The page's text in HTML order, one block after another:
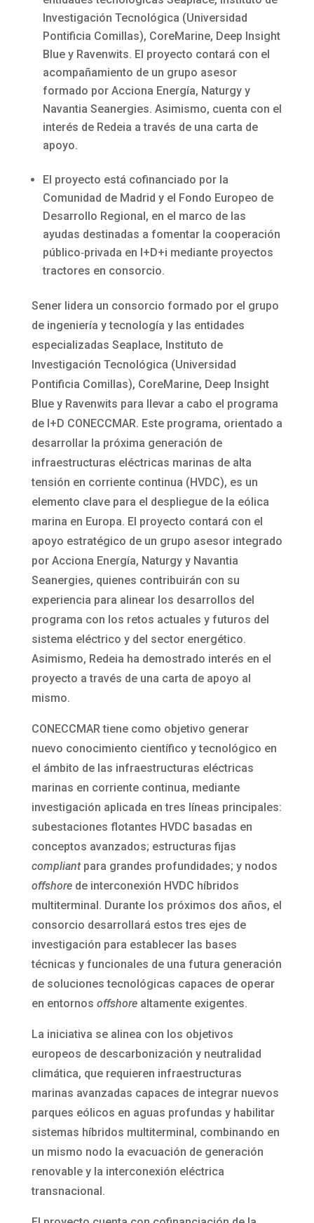
Investigación Tecnológica (Universidad
Pontificia Comillas), CoreMarine, Deep Insight
Blue y Ravenwits. El proyecto contará con el
acompañamiento de un grupo asesor
formado por Acciona Energía, Naturgy y
Navantia Seanergies. Asimismo, cuenta con el
interés de Redeia a través de una carta de
apoyo.
El proyecto está cofinanciado por la
Comunidad de Madrid y el Fondo Europeo de
Desarrollo Regional, en el marco de las
ayudas destinadas a fomentar la cooperación
público‑privada en I+D+i mediante proyectos
tractores en consorcio.
Sener lidera un consorcio formado por el grupo
de ingeniería y tecnología y las entidades
especializadas Seaplace, Instituto de
Investigación Tecnológica (Universidad
Pontificia Comillas), CoreMarine, Deep Insight
Blue y Ravenwits para llevar a cabo el programa
de I+D CONECCMAR. Este programa, orientado a
desarrollar la próxima generación de
infraestructuras eléctricas marinas de alta
tensión en corriente continua (HVDC), es un
elemento clave para el despliegue de la eólica
marina en Europa. El proyecto contará con el
apoyo estratégico de un grupo asesor integrado
por Acciona Energía, Naturgy y Navantia
Seanergies, quienes contribuirán con su
experiencia para alinear los desarrollos del
programa con los retos actuales y futuros del
sistema eléctrico y del sector energético.
Asimismo, Redeia ha demostrado interés en el
proyecto a través de una carta de apoyo al
mismo.
CONECCMAR tiene como objetivo generar
nuevo conocimiento científico y tecnológico en
el ámbito de las infraestructuras eléctricas
marinas en corriente continua, mediante
investigación aplicada en tres líneas principales:
subestaciones flotantes HVDC basadas en
conceptos avanzados; estructuras fijas
compliantpara grandes profundidades; y nodos
offshorede interconexión HVDC híbridos
multiterminal. Durante los próximos dos años, el
consorcio desarrollará estos tres ejes de
investigación para establecer las bases
técnicas y funcionales de una futura generación
de soluciones tecnológicas capaces de operar
en entornos offshorealtamente exigentes.
La iniciativa se alinea con los objetivos
europeos de descarbonización y neutralidad
climática, que requieren infraestructuras
marinas avanzadas capaces de integrar nuevos
parques eólicos en aguas profundas y habilitar
sistemas híbridos multiterminal, combinando en
un mismo nodo la evacuación de generación
renovable y la interconexión eléctrica
transnacional.